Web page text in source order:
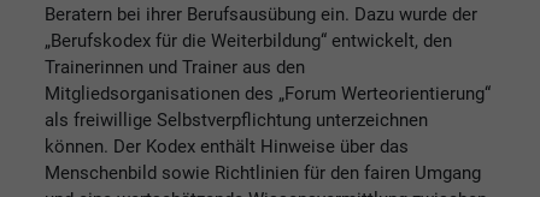
Beratern bei ihrer Berufsausübung ein. Dazu wurde der
„Berufskodex für die Weiterbildung“ entwickelt, den
Trainerinnen und Trainer aus den
Mitgliedsorganisationen des „Forum Werteorientierung“
als freiwillige Selbstverpflichtung unterzeichnen
können. Der Kodex enthält Hinweise über das
Menschenbild sowie Richtlinien für den fairen Umgang